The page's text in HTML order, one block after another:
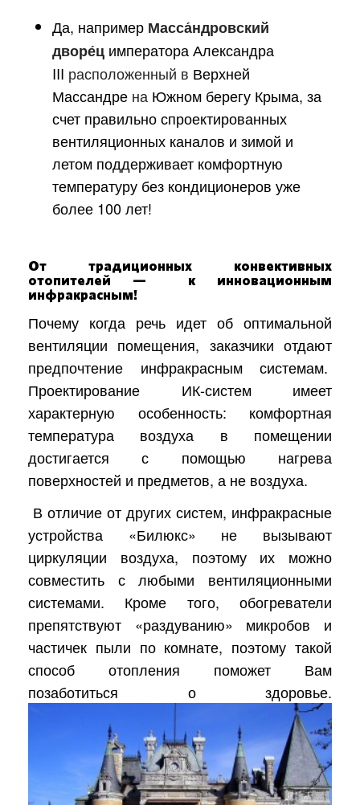
Да, например Масса́ндровский
дворе́ц императораАлександра
III расположенный в Верхней
Массандре на Южном берегу Крыма, за
счет правильно спроектированных
вентиляционных каналов и зимой и
летом поддерживает комфортную
температуру без кондиционеров уже
более 100 лет!
От традиционных конвективных
отопителей — к инновационным
инфракрасным!
Почему когда речь идет об оптимальной
вентиляции помещения, заказчики отдают
предпочтение инфракрасным системам.
Проектирование ИК-систем имеет
характерную особенность: комфортная
температура воздуха в помещении
достигается с помощью нагрева
поверхностей и предметов, а не воздуха.
В отличие от других систем, инфракрасные
устройства «Билюкс» не вызывают
циркуляции воздуха, поэтому их можно
совместить с любыми вентиляционными
системами. Кроме того, обогреватели
препятствуют «раздуванию» микробов и
частичек пыли по комнате, поэтому такой
способ отопления поможет Вам
позаботиться о здоровье.